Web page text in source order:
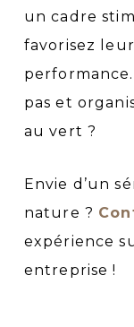
un cadre
favorisez
pas et
au vert ?
Envie d’un
nature ?
expérience
entreprise !